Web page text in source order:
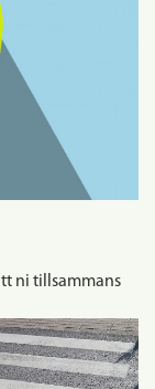
ni tillsammans